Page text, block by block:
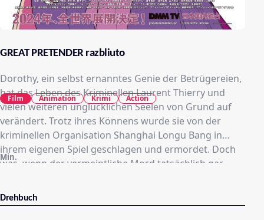
GREAT PRETENDER razbliuto
Dorothy, ein selbst ernanntes Genie der Betrügereien,
hat das Leben des Kriminellen Laurent Thierry und
vielen weiteren unglücklichen Seelen von Grund auf
verändert. Trotz ihres Könnens wurde sie von der
kriminellen Organisation Shanghai Longu Bang in
ihrem eigenen Spiel geschlagen und ermordet. Doch
was, wenn der vermeintliche Mord tatsächlich gar
nämlich in einer kleinen Küstenstadt auf – eine
Nachricht, die sich der Unterwelt rasch verbreitet.
Min.
Film Animation Krimi Action
Drehbuch